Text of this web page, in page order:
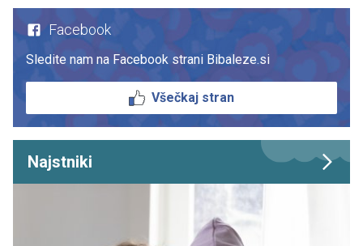
Facebook
Sledite nam na Facebook strani Bibaleze.si
Všečkaj stran
Najstniki